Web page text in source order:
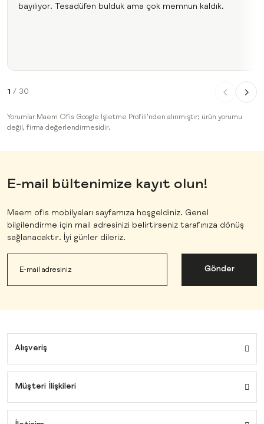
bayılıyor. Tesadüfen bulduk ama çok memnun kaldık.
1 / 30
Yorumlar Maem Ofis Google İşletme Profili'nden alınmıştır; ürün yorumu
değil, firma değerlendirmesidir.
E-mail bültenimize kayıt olun!
Maem ofis mobilyaları sayfamıza hoşgeldiniz. Genel
bilgilendirme için mail adresinizi belirtirseniz tarafınıza dönüş
sağlanacaktır. İyi günler dileriz.
Gönder
Alışveriş
Müşteri İlişkileri